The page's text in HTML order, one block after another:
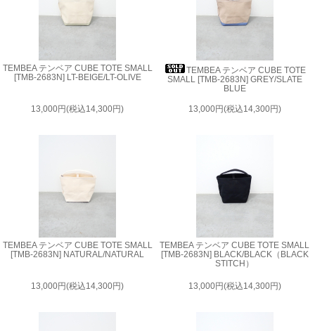
TEMBEA テンベア CUBE TOTE SMALL
[TMB-2683N] LT-BEIGE/LT-OLIVE
13,000円(税込14,300円)
TEMBEA テンベア CUBE TOTE
SMALL [TMB-2683N] GREY/SLATE
BLUE
13,000円(税込14,300円)
TEMBEA テンベア CUBE TOTE SMALL
[TMB-2683N] NATURAL/NATURAL
13,000円(税込14,300円)
TEMBEA テンベア CUBE TOTE SMALL
[TMB-2683N] BLACK/BLACK（BLACK
STITCH）
13,000円(税込14,300円)